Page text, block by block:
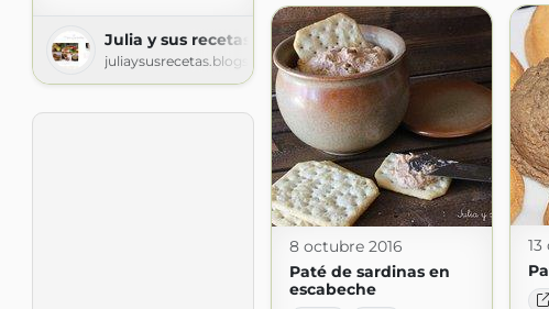
Julia y sus recetas
juliaysusrecetas.blogspot.com
8 octubre 2016
Paté de sardinas en
escabeche